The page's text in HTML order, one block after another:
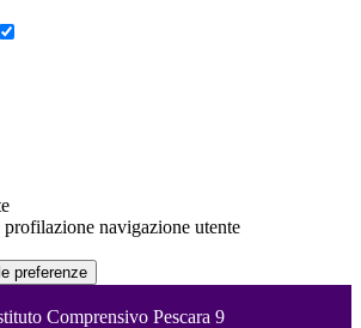
profilazione navigazione utente
preferenze
Comprensivo Pescara 9